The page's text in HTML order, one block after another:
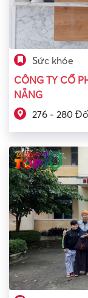
Sức khỏe
CÔNG TY CỔ
NẴNG
276 - 280